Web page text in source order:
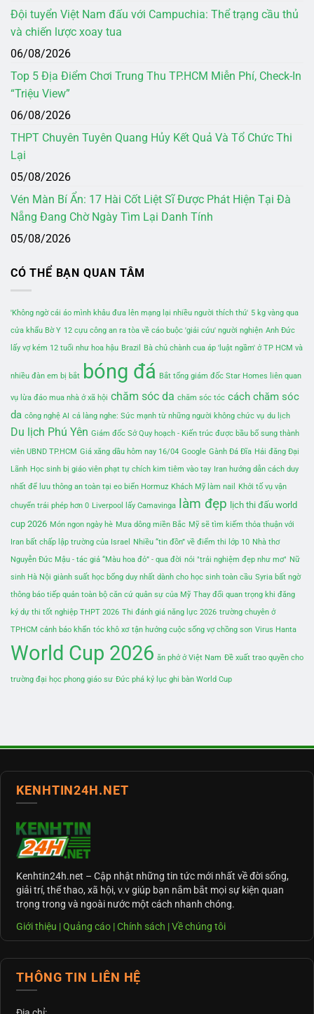
Đội tuyển Việt Nam đấu với Campuchia: Thể trạng cầu thủ
và chiến lược xoay tua
06/08/2026
Top 5 Địa Điểm Chơi Trung Thu TP.HCM Miễn Phí, Check-In
“Triệu View”
06/08/2026
THPT Chuyên Tuyên Quang Hủy Kết Quả Và Tổ Chức Thi
Lại
05/08/2026
Vén Màn Bí Ẩn: 17 Hài Cốt Liệt Sĩ Được Phát Hiện Tại Đà
Nẵng Đang Chờ Ngày Tìm Lại Danh Tính
05/08/2026
CÓ THỂ BẠN QUAN TÂM
'Không ngờ cái áo mình khâu đưa lên mạng lại nhiều người thích thú' 5 kg vàng qua
cửa khẩu Bờ Y 12 cựu công an ra tòa về cáo buộc 'giải cứu' người nghiện Anh Đức
lấy vợ kém 12 tuổi như hoa hậu Brazil Bà chủ chành cua áp 'luật ngầm' ở TP HCM và
nhiều đàn em bị bắt bóng đá Bắt tổng giám đốc Star Homes liên quan
vụ lừa đảo mua nhà ở xã hội chăm sóc da chăm sóc tóc cách chăm sóc
da công nghệ AI cả làng nghe: Sức mạnh từ những người không chức vụ du lịch
Du lịch Phú Yên Giám đốc Sở Quy hoạch - Kiến trúc được bầu bổ sung thành
viên UBND TP.HCM Giá xăng dầu hôm nay 16/04 Google Gành Đá Đĩa Hải đăng Đại
Lãnh Học sinh bị giáo viên phạt tự chích kim tiêm vào tay Iran hướng dẫn cách duy
nhất để lưu thông an toàn tại eo biển Hormuz Khách Mỹ làm nail Khởi tố vụ vận
chuyển trái phép hơn 0 Liverpool lấy Camavinga làm đẹp lịch thi đấu world
cup 2026 Món ngon ngày hè Mưa dông miền Bắc Mỹ sẽ tìm kiếm thỏa thuận với
Iran bất chấp lập trường của Israel
Nhiều “tin đồn” về điểm thi lớp 10 Nhà thơ
Nguyễn Đức Mậu - tác giả “Màu hoa đỏ” - qua đời nói "trải nghiệm đẹp như mơ" Nữ
sinh Hà Nội giành suất học bổng duy nhất dành cho học sinh toàn cầu Syria bất ngờ
thông báo tiếp quản toàn bộ căn cứ quân sự của Mỹ Thay đổi quan trọng khi đăng
ký dự thi tốt nghiệp THPT 2026 Thi đánh giá năng lực 2026 trường chuyên ở
TPHCM cảnh báo khẩn tóc khô xơ tận hưởng cuộc sống vợ chồng son Virus Hanta
World Cup 2026 ăn phở ở Việt Nam Đề xuất trao quyền cho
trường đại học phong giáo sư Đức phá kỷ lục ghi bàn World Cup
KENHTIN24H.NET
Kenhtin24h.net – Cập nhật những tin tức mới nhất về đời sống,
giải trí, thể thao, xã hội, v.v giúp bạn nắm bắt mọi sự kiện quan
trọng trong và ngoài nước một cách nhanh chóng.
Giới thiệu |Quảng cáo |Chính sách |Về chúng tôi
THÔNG TIN LIÊN HỆ